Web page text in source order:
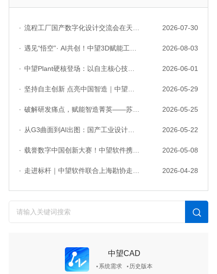
· 流程工厂国产数字化设计交流会在天津召开，中望自主CAD底座助力行业数字化转型实践获广泛关注 2026-07-30
· 遇见“悟空”· AI共创！中望3D赋能工业设计国产化与AI创新升级 2026-08-03
· 中望Plant硬核登场：以自主核心技术，破解流程工业数据一致性与协同困境 2026-06-01
· 坚持自主创新 点亮中国智造｜中望软件亮相第十届中国网络版权保护与发展大会 2026-05-29
· 破解研发痛点，赋能智造菁英——苏州研发菁英 CTO 成长营暨高级人才认证启动会圆满落幕 2026-05-25
· 从G3曲面到AI出图：国产工业设计软件的硬实力到底怎么样了？ 2026-05-22
· 载誉数字中国创新大赛！中望软件携手三家伙伴，斩获信创赛道多项大奖 2026-05-08
· 走进标杆｜中望软件联合上海勘协走进上海市政总院，共谱数字创新篇章 2026-04-28
中望CAD
系统需求 历史版本